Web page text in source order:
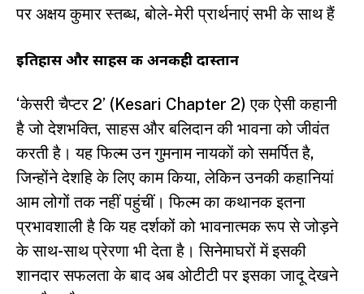
पर अक्षय कुमार स्तब्ध, बोले- मेरी प्रार्थनाएं सभी के साथ हैं
इतिहास और साहस की अनकही दास्तान
‘केसरी चैप्टर 2’ (Kesari Chapter 2) एक ऐसी कहानी
है जो देशभक्ति, साहस और बलिदान की भावना को जीवंत
करती है। यह फिल्म उन गुमनाम नायकों को समर्पित है,
जिन्होंने देशहि के लिए काम किया, लेकिन उनकी कहानियां
आम लोगों तक नहीं पहुंचीं। फिल्म का कथानक इतना
प्रभावशाली है कि यह दर्शकों को भावनात्मक रूप से जोड़ने
के साथ-साथ प्रेरणा भी देता है। सिनेमाघरों में इसकी
शानदार सफलता के बाद अब ओटीटी पर इसका जादू देखने